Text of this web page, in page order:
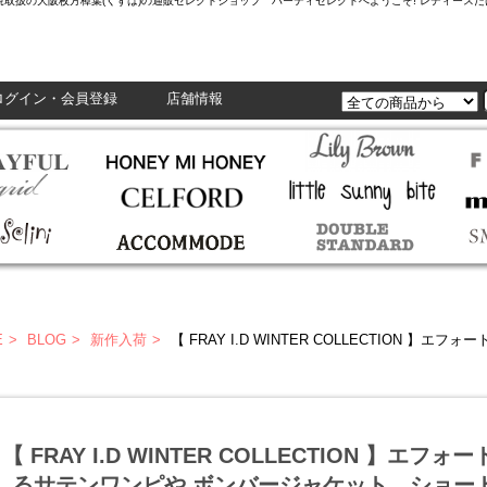
グイン・会員登録 店舗情報
BLOG 新作入荷 【 FRAY I.D WINTER COLLECTION 】エフォートレスなスタイルが映えるサテ
【 FRAY I.D WINTER COLLECTION 】エフォ